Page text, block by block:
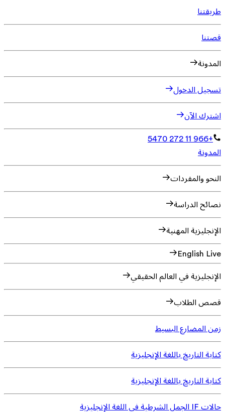
طريقتنا
قصتنا
المدونة
تسجيل الدخول
اشترك الآن
+966 11 272 5470
المدونة
النحو والمفردات
نصائح الدراسة
الإنجليزية المهنية
English Live
الإنجليزية في العالم الحقيقي
قصص الطلاب
زمن المضارع البسيط
كتابة التاريخ باللغة الإنجليزية
كتابة التاريخ باللغة الإنجليزية
حالات IF الجمل الشرطية في اللغة الإنجليزية